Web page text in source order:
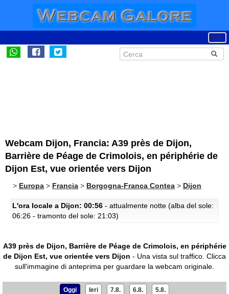
Webcam Dijon, Francia: A39 près de Dijon,
Barrière de Péage de Crimolois, en périphérie de
Dijon Est, vue orientée vers Dijon
> Europa > Francia > Borgogna-Franca Contea > Dijon
L'ora locale a Dijon: 00:56 - attualmente notte (alba del sole:
06:26 - tramonto del sole: 21:03)
A39 près de Dijon, Barrière de Péage de Crimolois, en périphérie
de Dijon Est, vue orientée vers Dijon - Una vista sul traffico. Clicca
sull'immagine di anteprima per guardare la webcam originale.
Oggi Ieri 7.8. 6.8. 5.8.